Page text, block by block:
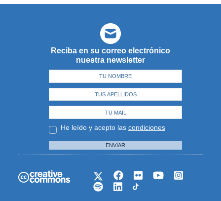
Reciba en su correo electrónico
nuestra newsletter
He leído y acepto las condiciones
ENVIAR